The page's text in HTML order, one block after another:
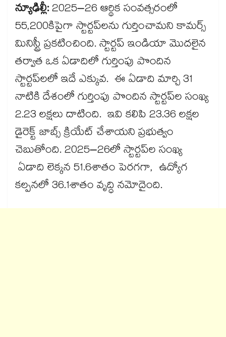
న్యూఢిల్లీ:2025–26 ఆర్థిక సంవత్సరంలో
55,200కిపైగా స్టార్టప్‌‌‌‌‌‌‌‌‌‌‌‌‌‌‌‌లను గుర్తించామని కామర్స్
మినిస్ట్రీ ప్రకటించింది. స్టార్టప్ ఇండియా మొదలైన
తర్వాత ఒక ఏడాదిలో గుర్తింపు పొందిన
స్టార్టప్‌‌‌‌‌‌‌‌‌‌‌‌‌‌‌‌లలో ఇదే ఎక్కువ. ఈ ఏడాది మార్చి 31
నాటికి దేశంలో గుర్తింపు పొందిన స్టార్టప్‌‌‌‌‌‌‌‌‌‌‌‌‌‌‌‌ల సంఖ్య
2.23 లక్షలు దాటింది. ఇవి కలిపి 23.36 లక్షల
డైరెక్ట్ జాబ్స్ క్రియేట్ చేశాయని ప్రభుత్వం
చెబుతోంది. 2025–26లో స్టార్టప్‌‌‌‌‌‌‌‌‌‌‌‌‌‌‌‌ల సంఖ్య
ఏడాది లెక్కన 51.6శాతం పెరగగా, ఉద్యోగ
కల్పనలో 36.1శాతం వృద్ధి నమోదైంది.